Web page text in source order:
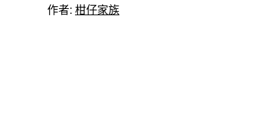
作者: 柑仔家族